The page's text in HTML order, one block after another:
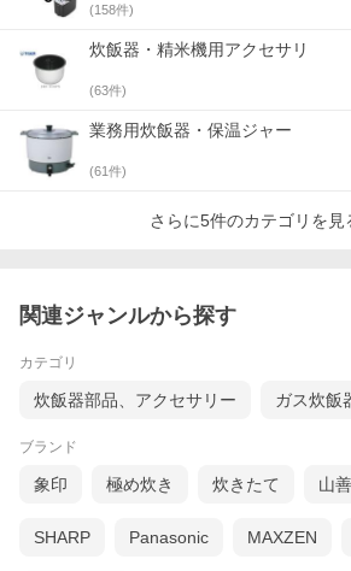
(158件)
炊飯器・精米機用アクセサリ
(63件)
業務用炊飯器・保温ジャー
(61件)
さらに5件のカテゴリを見
関連ジャンルから探す
カテゴリ
炊飯器部品、アクセサリー ガス炊飯
ブランド
象印 極め炊き 炊きたて 山善
SHARP Panasonic MAXZEN